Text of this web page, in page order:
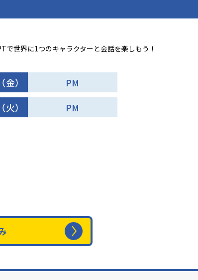
で世界に1つのキャラクターと会話を楽しもう！
）
PM
）
PM